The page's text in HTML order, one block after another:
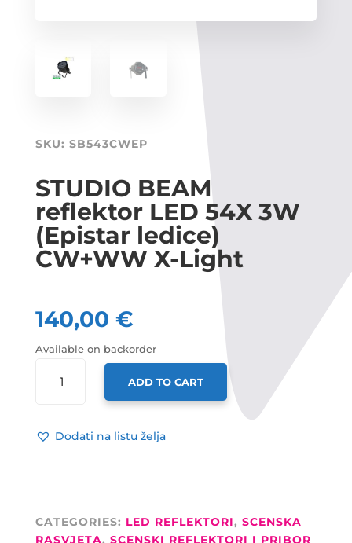
SKU: SB543CWEP
STUDIO BEAM
reflektor LED 54X 3W
(Epistar ledice)
CW+WW X-Light
140,00 €
Available on backorder
BEAM
54X
X-
ADD TO CART
Dodati na listu želja
CATEGORIES: LED REFLEKTORI, SCENSKA